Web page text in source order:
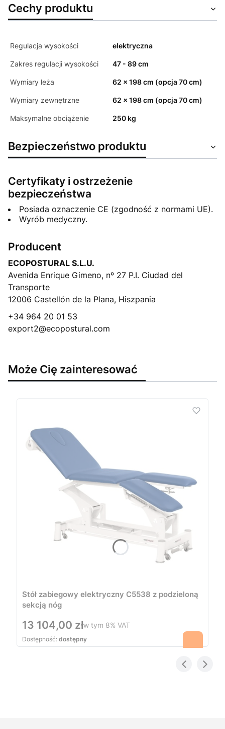
Cechy produktu
Regulacja wysokości elektryczna
Zakres regulacji wysokości 47 - 89 cm
Wymiary leża 62 x 198 cm (opcja 70 cm)
Wymiary zewnętrzne 62 x 198 cm (opcja 70 cm)
Maksymalne obciążenie 250 kg
Bezpieczeństwo produktu
Certyfikaty i ostrzeżenie
bezpieczeństwa
Posiada oznaczenie CE (zgodność z normami UE).
Wyrób medyczny.
Producent
ECOPOSTURAL S.L.U.
Avenida Enrique Gimeno, nº 27 P.I. Ciudad del
Transporte
12006 Castellón de la Plana, Hiszpania
+34 964 20 01 53
export2@ecopostural.com
Może Cię zainteresować
Stół zabiegowy elektryczny C5538 z podzieloną
sekcją nóg
Cena
13 104,00 złw tym 8% VAT
Dostępność: dostępny